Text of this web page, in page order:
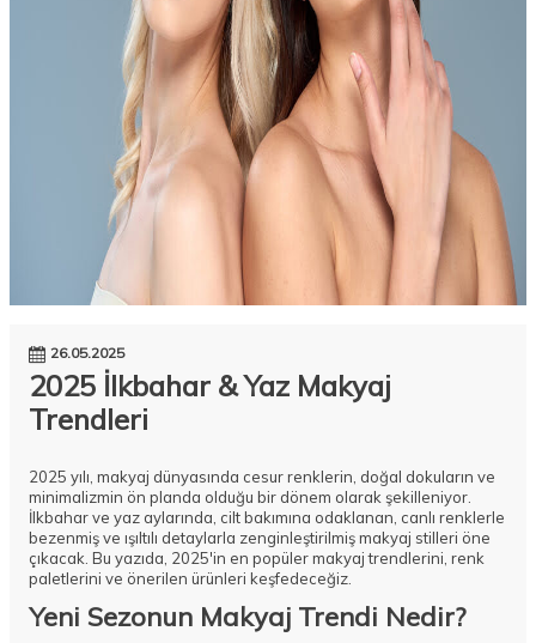
26.05.2025
2025 İlkbahar & Yaz Makyaj
Trendleri
2025 yılı, makyaj dünyasında cesur renklerin, doğal dokuların ve
minimalizmin ön planda olduğu bir dönem olarak şekilleniyor.
İlkbahar ve yaz aylarında, cilt bakımına odaklanan, canlı renklerle
bezenmiş ve ışıltılı detaylarla zenginleştirilmiş makyaj stilleri öne
çıkacak. Bu yazıda, 2025'in en popüler makyaj trendlerini, renk
paletlerini ve önerilen ürünleri keşfedeceğiz.
Yeni Sezonun Makyaj Trendi Nedir?